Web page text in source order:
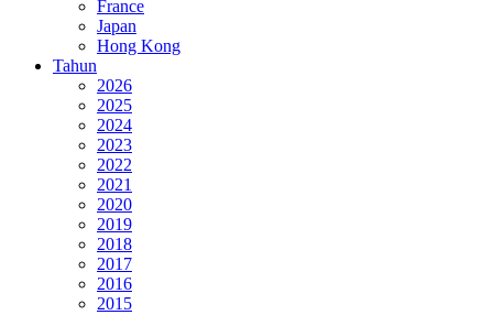
France
Japan
Hong Kong
Tahun
2026
2025
2024
2023
2022
2021
2020
2019
2018
2017
2016
2015